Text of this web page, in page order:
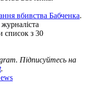
вбивства Бабченка.
список з 30
Підписуйтесь на
.